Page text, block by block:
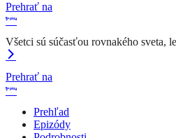
Prehrať na
Všetci sú súčasťou rovnakého sveta,
Prehrať na
Prehľad
Epizódy